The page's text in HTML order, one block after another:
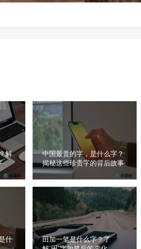
解
中国最贵的字，是什么字？
揭秘这些珍贵字的背后故事
什
田加一笔是什么字？了